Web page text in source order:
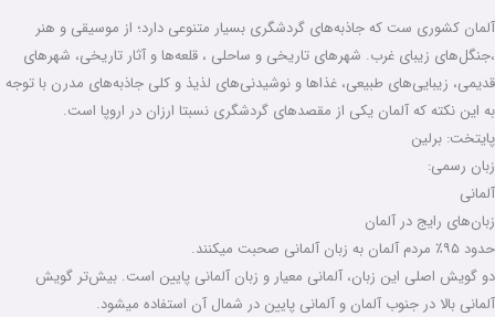
آلمان کشوری ست که جاذبه‌های گردشگری بسیار متنوعی دارد؛ از موسیقی و هنر
،جنگل‌های زیبای غرب. شهرهای تاریخی و ساحلی ، قلعه‌ها و آثار تاریخی، شهرهای
قدیمی، زیبایی‌های طبیعی، غذاها و نوشیدنی‌های لذیذ و کلی جاذبه‌های مدرن با توجه
به این نکته که آلمان یکی از مقصدهای گردشگری نسبتا ارزان در اروپا است.
پایتخت: برلین
زبان رسمی:
آلمانی
زبان‌های رایج در آلمان
حدود ۹۵٪ مردم آلمان به زبان آلمانی صحبت میکنند.
دو گویش اصلی این زبان، آلمانی معیار و زبان آلمانی پایین است. بیش‌تر گویش‌
آلمانی بالا در جنوب آلمان و آلمانی پایین در شمال آن استفاده میشود.